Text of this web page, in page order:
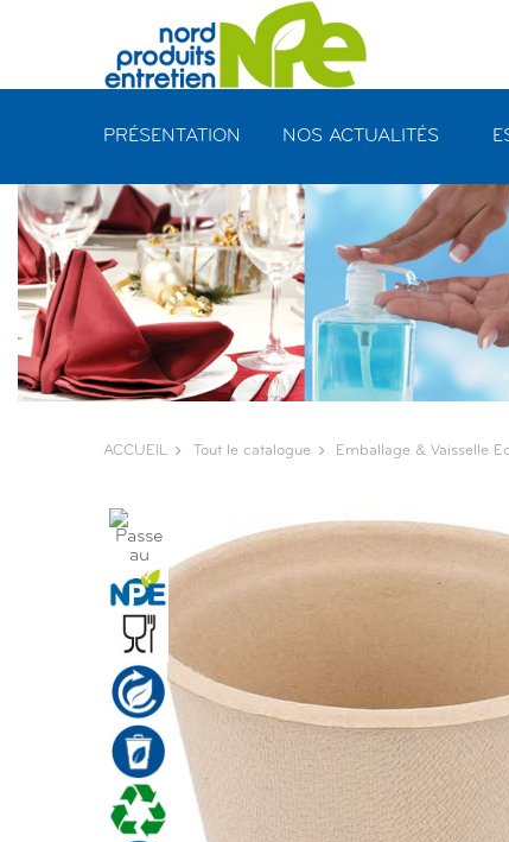
PRÉSENTATION NOS ACTUALITÉS
ACCUEIL Tout le catalogue Emballage & Vaisselle
Panneau de gestion des cookies